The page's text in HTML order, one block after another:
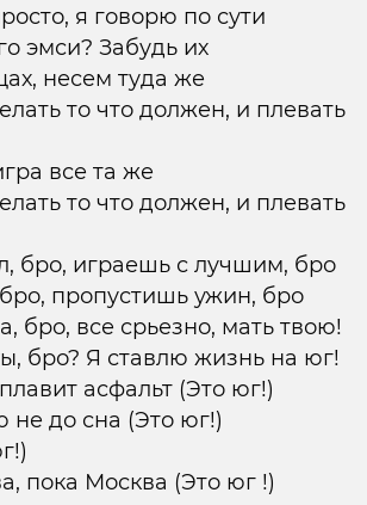
я говорю по сути
эмси? Забудь их
несем туда же
то что должен, и плевать
все та же
то что должен, и плевать
бро, играешь с лучшим, бро
пропустишь ужин, бро
бро, все срьезно, мать твою!
бро? Я ставлю жизнь на юг!
асфальт (Это юг!)
не до сна (Это юг!)
пока Москва (Это юг !)